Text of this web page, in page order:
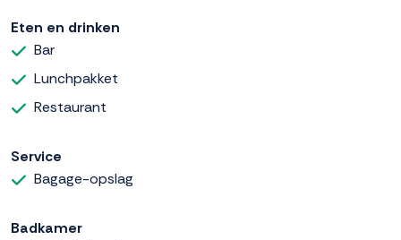
Eten en drinken
Bar
Lunchpakket
Restaurant
Service
Bagage-opslag
Badkamer